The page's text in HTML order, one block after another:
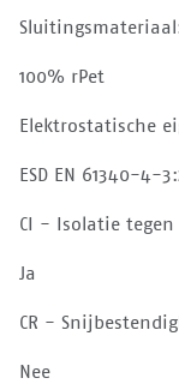
100% rPet
Elektrostatische
ESD EN 61340-4-
CI - Isolatie tegen
Ja
CR -
Nee